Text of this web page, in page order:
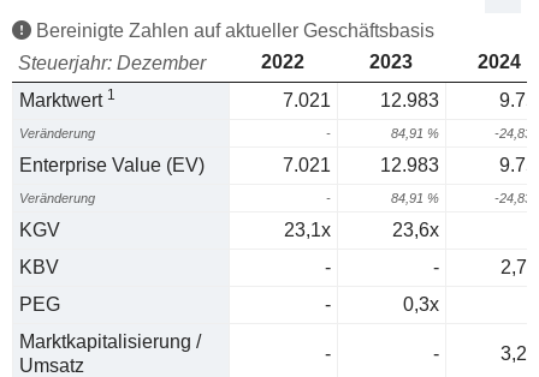
Bereinigte Zahlen auf aktueller Geschäftsbasis
Steuerjahr: Dezember
2022 2023
2024
Marktwert 1 7.021 12.983
Veränderung - 84,91 % -24,83
Enterprise Value (EV) 7.021 12.983
Veränderung - 84,91 % -24,83
KGV 23,1x
23,6x
KBV
- -
PEG
-
0,3x
Marktkapitalisierung /
Umsatz
- -